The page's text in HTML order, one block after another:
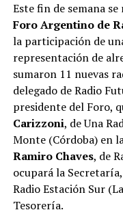
Este fin de semana
Foro Argentino de
la participación de
representación de
sumaron 11 nuevas
delegado de Radio
presidente del Foro,
Carizzoni, de Una
Monte (Córdoba) en
Ramiro Chaves, de
ocupará la
Radio Estación Sur
Tesorería.